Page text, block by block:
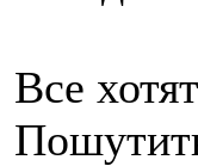
Все